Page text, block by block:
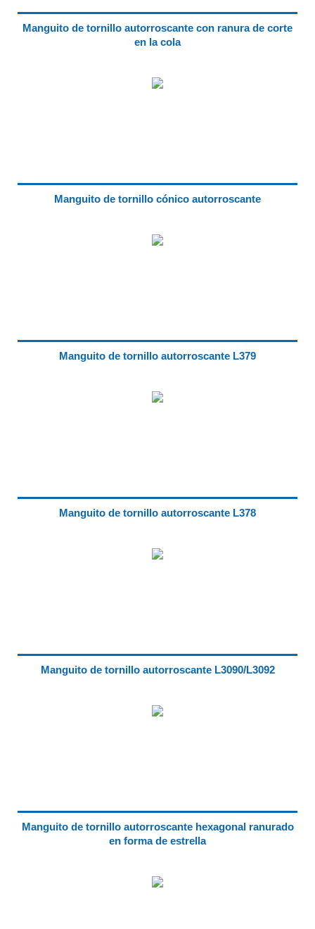
Manguito de tornillo autorroscante con ranura de corte
en la cola
Manguito de tornillo cónico autorroscante
Manguito de tornillo autorroscante L379
Manguito de tornillo autorroscante L378
Manguito de tornillo autorroscante L3090/L3092
Manguito de tornillo autorroscante hexagonal ranurado
en forma de estrella